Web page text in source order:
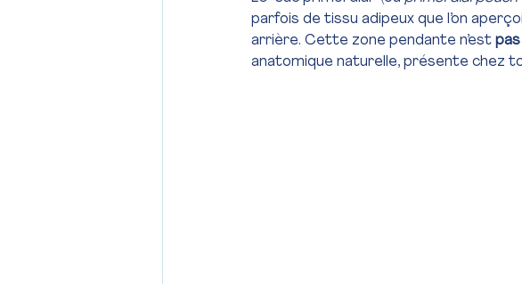
parfois de tissu adipeux que l’on
arrière. Cette zone pendante n’est pas
anatomique naturelle, présente chez